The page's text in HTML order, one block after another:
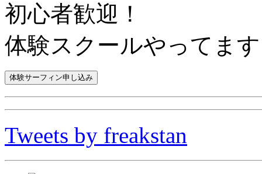
初心者歓迎！
体験スクールやってま
Tweets by freakstan